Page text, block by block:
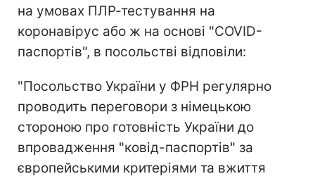
на умовах ПЛР-тестування на
коронавірус або ж на основі "COVID-
паспортів", в посольстві відповіли:
"Посольство України у ФРН регулярно
проводить переговори з німецькою
стороною про готовність України до
впровадження "ковід-паспортів" за
європейськими критеріями та вжиття